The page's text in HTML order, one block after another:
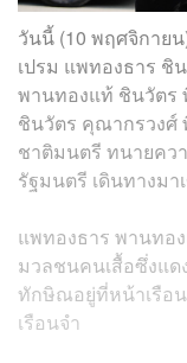
วันนี้ (10 พฤศจิกายน
เปรม แพทองธาร ชิ
พานทองแท้ ชินวัตร
ชินวัตร คุณากรวงศ์
ชาติมนตรี ทนายคว
รัฐมนตรี เดินทางม
แพทองธาร พานทอ
มวลชนคนเสื้อซึ่งแ
ทักษิณอยู่ที่หน้าเรือน
เรือนจำ